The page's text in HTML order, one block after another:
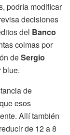
podría modificar
decisiones
del Banco
coimas por
deSergio
blue.
de
esos
Allí también
de 12 a 8